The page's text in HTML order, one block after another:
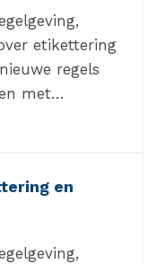
etikettering
regels
met…
en